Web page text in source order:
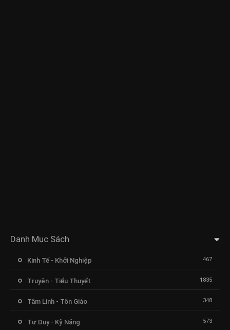
Danh Mục Sách
Kinh Tế - Khởi Nghiệp 467
Truyện - Tiểu Thuyết 1835
Tâm Linh - Tôn Giáo 348
Tư Duy - Kỹ Năng 573